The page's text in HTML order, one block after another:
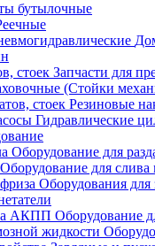
бутылочные
Запчасти для
Резиновые
Гидравлические
Оборудование для
Оборудование для слива
Оборудования
Оборудование